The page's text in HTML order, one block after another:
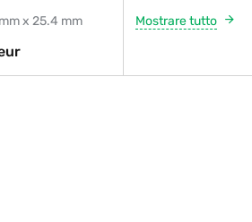
x 25.4 mm Mostrare tutto